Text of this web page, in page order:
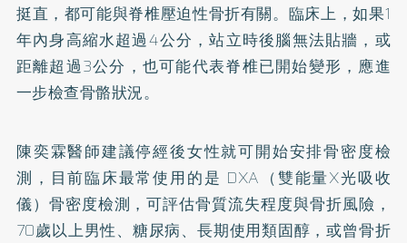
挺直，都可能與脊椎壓迫性骨折有關。臨床上，如果1
年內身高縮水超過4公分，站立時後腦無法貼牆，或
距離超過3公分，也可能代表脊椎已開始變形，應進
一步檢查骨骼狀況。
陳奕霖醫師建議停經後女性就可開始安排骨密度檢
測，目前臨床最常使用的是 DXA（雙能量X光吸收
儀）骨密度檢測，可評估骨質流失程度與骨折風險，
70歲以上男性、糖尿病、長期使用類固醇，或曾骨折